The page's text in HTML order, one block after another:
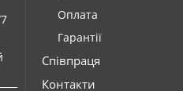
Оплата
Гарантії
Співпраця
Контакти